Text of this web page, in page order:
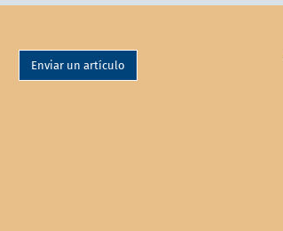
Enviar un artículo